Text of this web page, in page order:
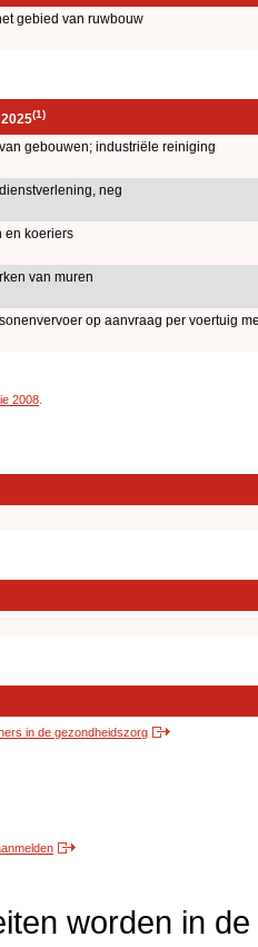
gebied van ruwbouw
(1)
gebouwen; industriële reiniging
neg
en koeriers
van muren
op aanvraag per voertuig
2008
in de gezondheidszorg
worden in